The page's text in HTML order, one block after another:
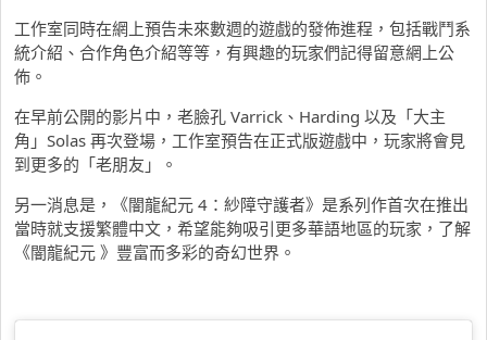
工作室同時在網上預告未來數週的遊戲的發佈進程，包括戰鬥系
統介紹、合作角色介紹等等，有興趣的玩家們記得留意網上公
佈。
在早前公開的影片中，老臉孔 Varrick、Harding 以及「大主
角」Solas 再次登場，工作室預告在正式版遊戲中，玩家將會見
到更多的「老朋友」。
另一消息是，《闇龍紀元 4：紗障守護者》是系列作首次在推出
當時就支援繁體中文，希望能夠吸引更多華語地區的玩家，了解
《闇龍紀元 》豐富而多彩的奇幻世界。